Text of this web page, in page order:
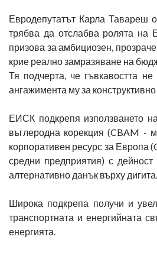
Евродепутатът Карла Тавареш
трябва да отслабва ролята на
призова за амбициозен,
крие реално замразяване на
Тя подчерта, че гъвкавостта
ангажимента му за
ЕИСК подкрепя използването
въглеродна корекция (CBAM -
корпоративен ресурс за Европа
средни предприятия) с
алтернативно данък върху
Широка подкрепа получи и
транспортната и енергийната
енергията.